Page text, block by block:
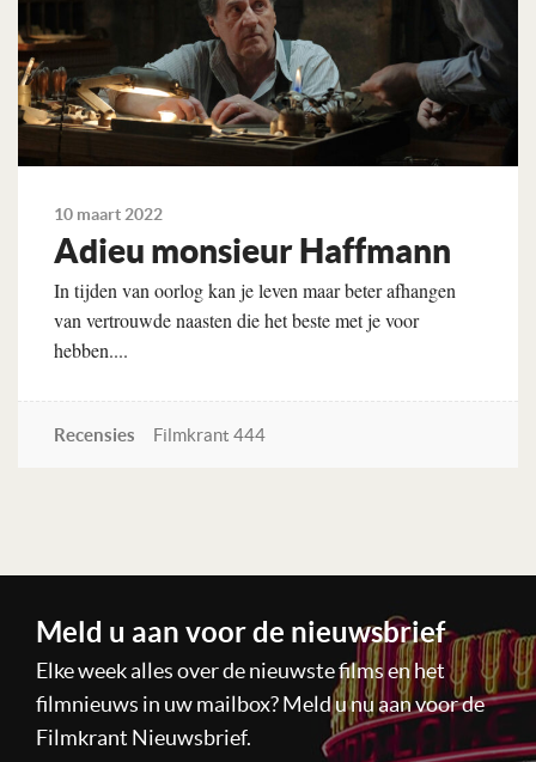
10 maart 2022
Adieu monsieur Haffmann
In tijden van oorlog kan je leven maar beter afhangen
van vertrouwde naasten die het beste met je voor
hebben....
Recensies Filmkrant 444
Meld u aan voor de nieuwsbrief
Elke week alles over de nieuwste films en het
filmnieuws in uw mailbox? Meld u nu aan voor de
Filmkrant Nieuwsbrief.